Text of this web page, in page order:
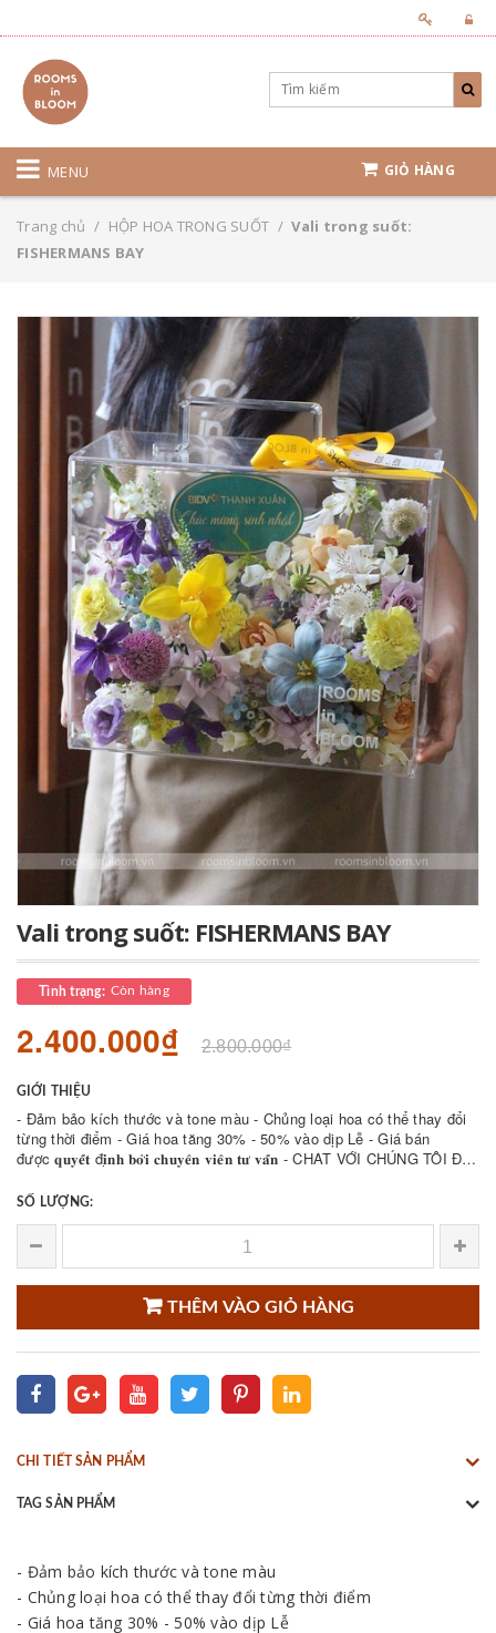
MENU GIỎ HÀNG
Trang chủ / HỘP HOA TRONG SUỐT / Vali trong suốt:
FISHERMANS BAY
Vali trong suốt: FISHERMANS BAY
Tình trạng: Còn hàng
2.400.000₫ 2.800.000₫
GIỚI THIỆU
- Đảm bảo kích thước và tone màu - Chủng loại hoa có thể thay đổi
từng thời điểm - Giá hoa tăng 30% - 50% vào dịp Lễ - Giá bán
được 𝐪𝐮𝐲𝐞̂́𝐭 đ𝐢̣𝐧𝐡 𝐛𝐨̛̉𝐢 𝐜𝐡𝐮𝐲𝐞̂𝐧 𝐯𝐢𝐞̂𝐧 𝐭𝐮̛ 𝐯𝐚̂́𝐧 - CHAT VỚI CHÚNG TÔI ĐỂ
SỐ LƯỢNG:
THÊM VÀO GIỎ HÀNG
CHI TIẾT SẢN PHẨM
TAG SẢN PHẨM
- Đảm bảo kích thước và tone màu
- Chủng loại hoa có thể thay đổi từng thời điểm
- Giá hoa tăng 30% - 50% vào dịp Lễ